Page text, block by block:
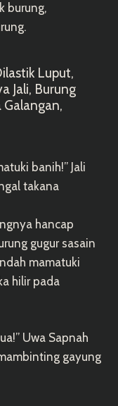
burung,
Luput,
Jali, Burung
Galangan,
banih!” Jali
takana
hancap
gugur sasain
mamatuki
hilir pada
Uwa Sapnah
gayung